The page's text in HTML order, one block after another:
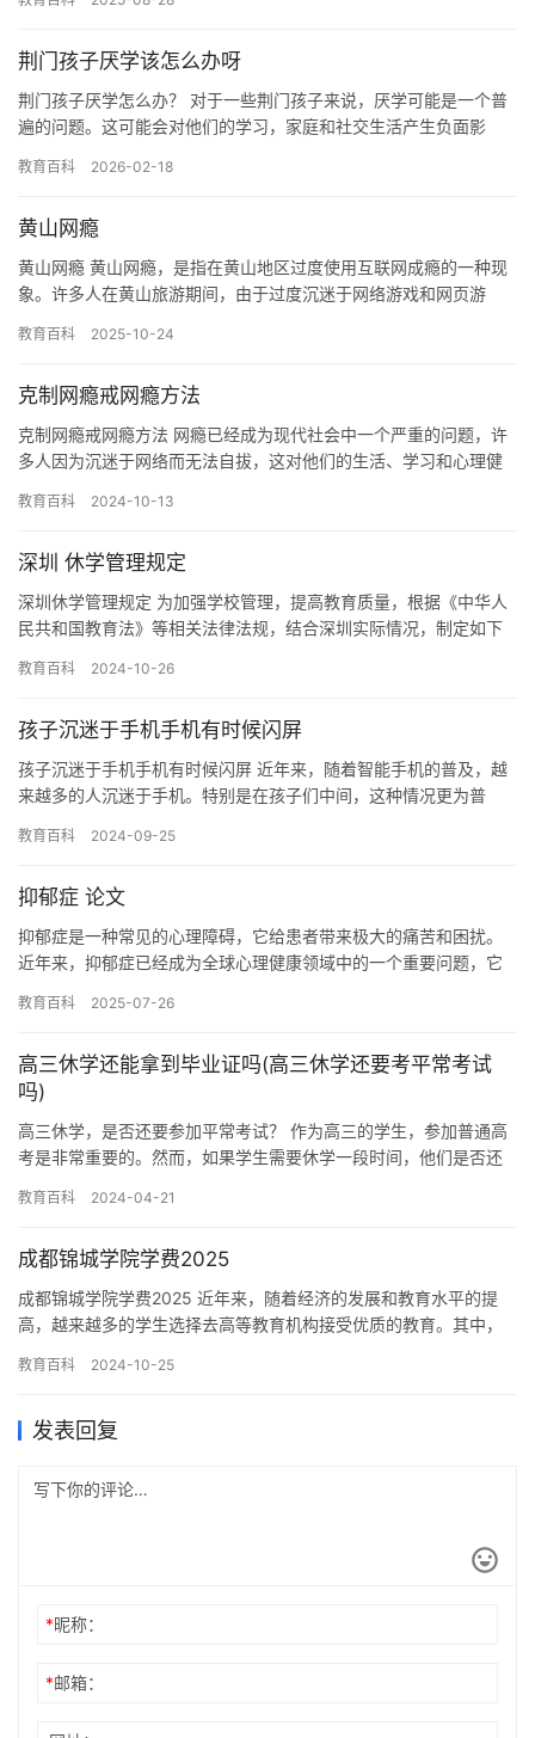
问题而…
荆门孩子厌学该怎么办呀
荆门孩子厌学怎么办？ 对于一些荆门孩子来说，厌学可能是一个普
遍的问题。这可能会对他们的学习，家庭和社交生活产生负面影
们克服…
教育百科 2026-02-18
黄山网瘾
黄山网瘾 黄山网瘾，是指在黄山地区过度使用互联网成瘾的一种现
象。许多人在黄山旅游期间，由于过度沉迷于网络游戏和网页游
的日常…
教育百科 2025-10-24
克制网瘾戒网瘾方法
克制网瘾戒网瘾方法 网瘾已经成为现代社会中一个严重的问题，许
多人因为沉迷于网络而无法自拔，这对他们的生活、学习和心理健
个重…
教育百科 2024-10-13
深圳 休学管理规定
深圳休学管理规定 为加强学校管理，提高教育质量，根据《中华人
民共和国教育法》等相关法律法规，结合深圳实际情况，制定如下
学…
教育百科 2024-10-26
孩子沉迷于手机手机有时候闪屏
孩子沉迷于手机手机有时候闪屏 近年来，随着智能手机的普及，越
来越多的人沉迷于手机。特别是在孩子们中间，这种情况更为普
迷于手…
教育百科 2024-09-25
抑郁症 论文
抑郁症是一种常见的心理障碍，它给患者带来极大的痛苦和困扰。
近年来，抑郁症已经成为全球心理健康领域中的一个重要问题，它
生负面…
教育百科 2025-07-26
高三休学还能拿到毕业证吗(高三休学还要考平常考试
吗)
高三休学，是否还要参加平常考试？ 作为高三的学生，参加普通高
考是非常重要的。然而，如果学生需要休学一段时间，他们是否还
学…
教育百科 2024-04-21
成都锦城学院学费2025
成都锦城学院学费2025 近年来，随着经济的发展和教育水平的提
高，越来越多的学生选择去高等教育机构接受优质的教育。其中，
来…
教育百科 2024-10-25
发表回复
*昵称：
*邮箱：